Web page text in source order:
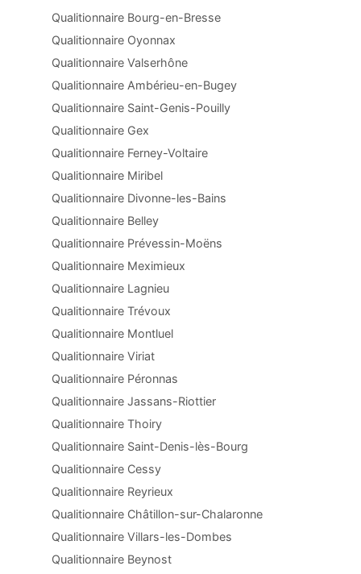
Qualitionnaire Bourg-en-Bresse
Qualitionnaire Oyonnax
Qualitionnaire Valserhône
Qualitionnaire Ambérieu-en-Bugey
Qualitionnaire Saint-Genis-Pouilly
Qualitionnaire Gex
Qualitionnaire Ferney-Voltaire
Qualitionnaire Miribel
Qualitionnaire Divonne-les-Bains
Qualitionnaire Belley
Qualitionnaire Prévessin-Moëns
Qualitionnaire Meximieux
Qualitionnaire Lagnieu
Qualitionnaire Trévoux
Qualitionnaire Montluel
Qualitionnaire Viriat
Qualitionnaire Péronnas
Qualitionnaire Jassans-Riottier
Qualitionnaire Thoiry
Qualitionnaire Saint-Denis-lès-Bourg
Qualitionnaire Cessy
Qualitionnaire Reyrieux
Qualitionnaire Châtillon-sur-Chalaronne
Qualitionnaire Villars-les-Dombes
Qualitionnaire Beynost